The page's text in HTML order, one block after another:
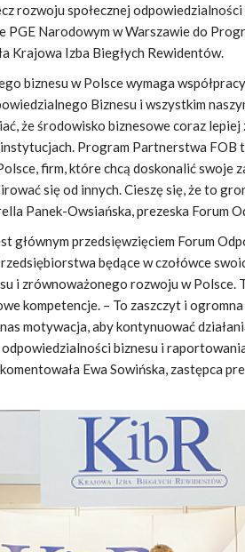
rozwoju społecznej odpowiedzialności
PGE Narodowym w Warszawie do
Krajowa Izba Biegłych Rewidentów.
biznesu w Polsce wymaga
Biznesu i wszystkim
że środowisko biznesowe coraz lepiej
Program Partnerstwa FOB
firm, które chcą doskonalić swoje
się od innych. Cieszę się, że to
Panek-Owsiańska, prezeska Forum
głównym przedsięwzięciem Forum
będące w czołówce
i zrównoważonego rozwoju w Polsce.
kompetencje. – To zaszczyt i
motywacja, aby kontynuować
biznesu i
Ewa Sowińska, zastępca